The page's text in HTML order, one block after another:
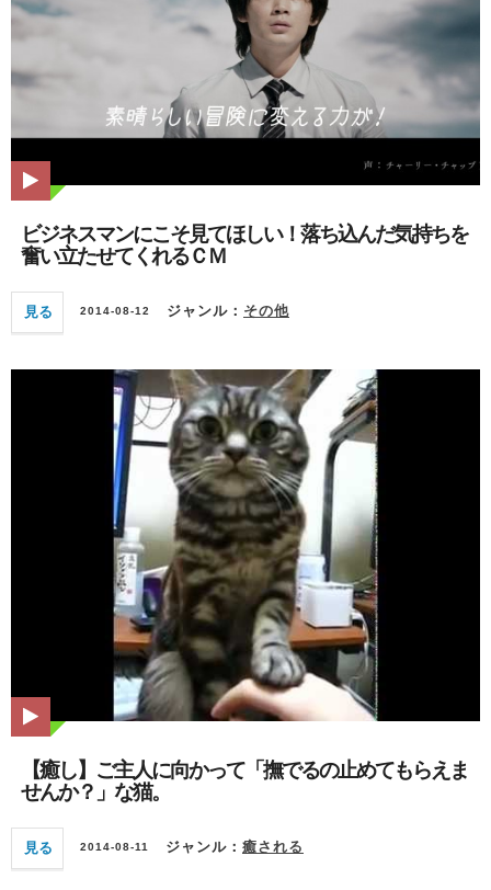
ビジネスマンにこそ見てほしい！落ち込んだ気持ちを
奮い立たせてくれるＣＭ
見る 2014-08-12 ジャンル： その他
【癒し】ご主人に向かって「撫でるの止めてもらえま
せんか？」な猫。
見る 2014-08-11 ジャンル： 癒される